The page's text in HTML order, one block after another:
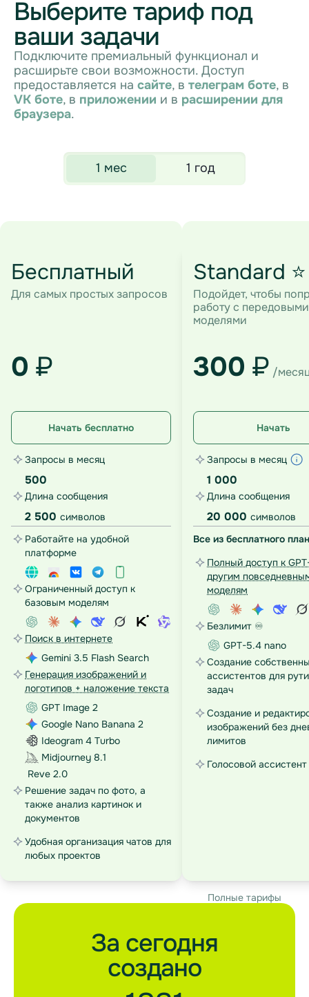
Выберите тариф под
ваши задачи
Подключите премиальный функционал и
расширьте свои возможности. Доступ
предоставляется на сайте, в телеграм боте, в
VK боте, в приложении и в расширении для
браузера.
1 мес 1 год
Бесплатный
Для самых простых запросов
0 ₽
Начать бесплатно
Запросы в месяц
500
Длина сообщения
2 500 символов
Работайте на удобной
платформе
Ограниченный доступ к
базовым моделям
Поиск в интернете
Gemini 3.5 Flash Search
Генерация изображений и
логотипов + наложение текста
GPT Image 2
Google Nano Banana 2
Ideogram 4 Turbo
Midjourney 8.1
Reve 2.0
Решение задач по фото, а
также анализ картинок и
документов
Удобная организация чатов для
любых проектов
Standard ⭐
Подойдет, чтобы
работу с передовыми
моделями
300 ₽ /
Начать
Запросы в месяц
1 000
Длина сообщения
20 000 символов
Все из бесплатного
Полный доступ к
другим
моделям
Безлимит ♾️
GPT-5.4 nano
Создание
ассистентов для
задач
Создание и
изображений без
лимитов
Голосовой ассистент
Полные тарифы
За сегодня
создано